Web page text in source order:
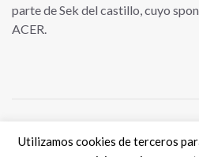
parte de Sek del castillo, cuyo
ACER.
Tweets por @eSkills4Jobs
Utilizamos cookies de terceros